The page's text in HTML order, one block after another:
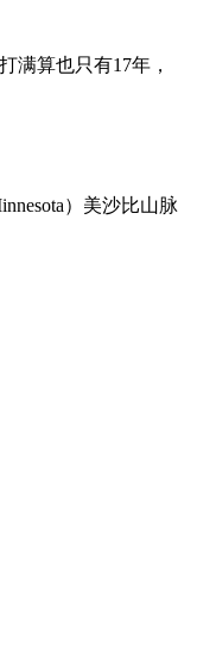
满算也只有17年，
）美沙比山脉